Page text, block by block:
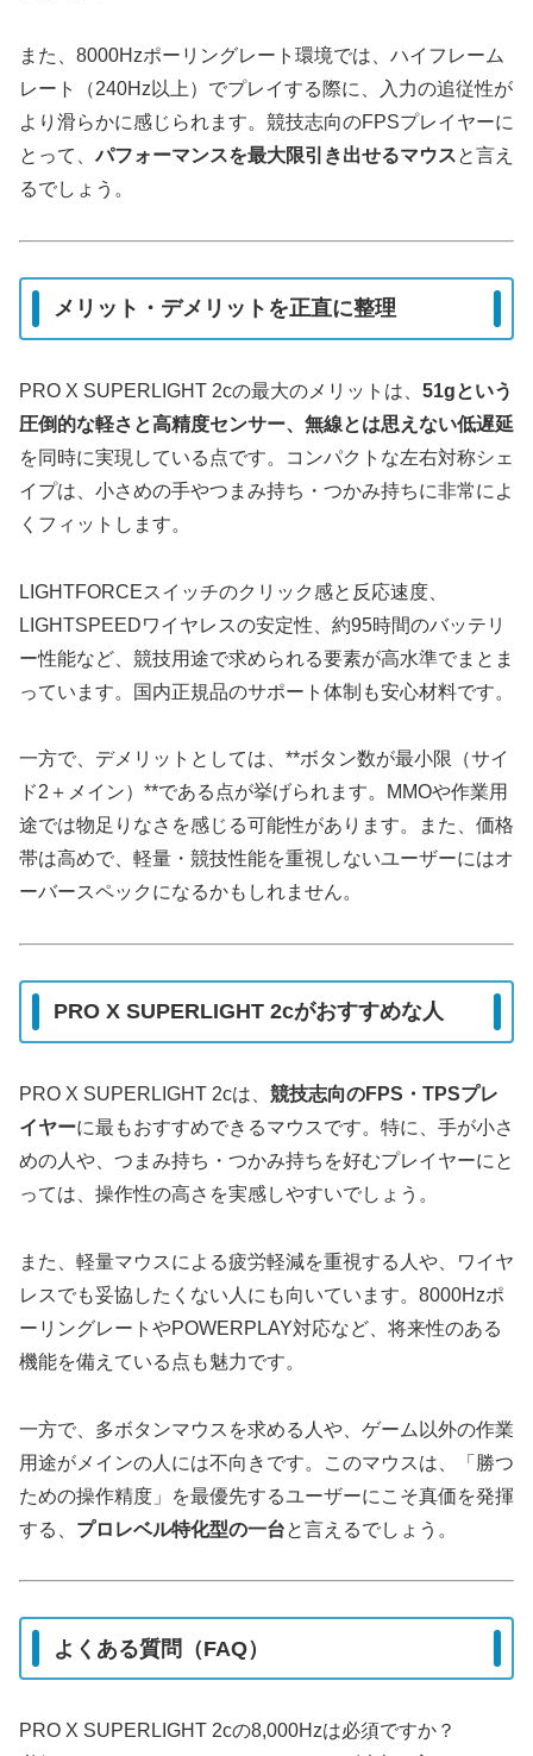
また、8000Hzポーリングレート環境では、ハイフレーム
レート（240Hz以上）でプレイする際に、入力の追従性が
より滑らかに感じられます。競技志向のFPSプレイヤーに
とって、パフォーマンスを最大限引き出せるマウスと言え
るでしょう。
メリット・デメリットを正直に整理
PRO X SUPERLIGHT 2cの最大のメリットは、 51gという
圧倒的な軽さと高精度センサー、無線とは思えない低遅延
を同時に実現している点です。コンパクトな左右対称シェ
イプは、小さめの手やつまみ持ち・つかみ持ちに非常によ
くフィットします。
LIGHTFORCEスイッチのクリック感と反応速度、
LIGHTSPEEDワイヤレスの安定性、約95時間のバッテリ
ー性能など、競技用途で求められる要素が高水準でまとま
っています。国内正規品のサポート体制も安心材料です。
一方で、デメリットとしては、**ボタン数が最小限（サイ
ド2＋メイン）**である点が挙げられます。MMOや作業用
途では物足りなさを感じる可能性があります。また、価格
帯は高めで、軽量・競技性能を重視しないユーザーにはオ
ーバースペックになるかもしれません。
PRO X SUPERLIGHT 2cがおすすめな人
PRO X SUPERLIGHT 2cは、 競技志向のFPS・TPSプレ
イヤーに最もおすすめできるマウスです。特に、手が小さ
めの人や、つまみ持ち・つかみ持ちを好むプレイヤーにと
っては、操作性の高さを実感しやすいでしょう。
また、軽量マウスによる疲労軽減を重視する人や、ワイヤ
レスでも妥協したくない人にも向いています。8000Hzポ
ーリングレートやPOWERPLAY対応など、将来性のある
機能を備えている点も魅力です。
一方で、多ボタンマウスを求める人や、ゲーム以外の作業
用途がメインの人には不向きです。このマウスは、「勝つ
ための操作精度」を最優先するユーザーにこそ真価を発揮
する、 プロレベル特化型の一台と言えるでしょう。
よくある質問（FAQ）
PRO X SUPERLIGHT 2cの8,000Hzは必須ですか？